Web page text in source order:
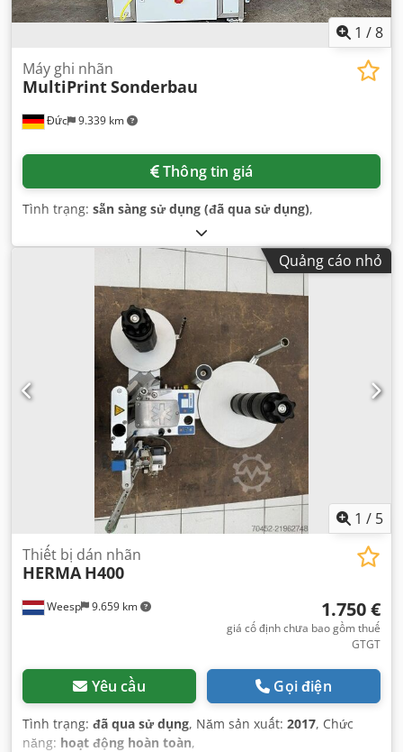
1 /8
Đức 9.339 km
Máy ghi nhãn
MultiPrintSonderbau
Thông tin giá
Tình trạng: sẵn sàng sử dụng (đã qua sử dụng),
Quảng cáo nhỏ
1 / 5
Weesp 9.659 km
Thiết bị dán nhãn
HERMA H400
1.750 €
giá cố định chưa bao gồm thuế
GTGT
Yêu cầu Gọi điện
Tình trạng: đã qua sử dụng, Năm sản xuất: 2017, Chức
năng: hoạt động hoàn toàn,